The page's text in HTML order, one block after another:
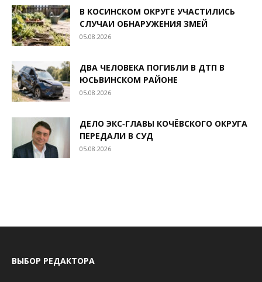
В КОСИНСКОМ ОКРУГЕ УЧАСТИЛИСЬ
СЛУЧАИ ОБНАРУЖЕНИЯ ЗМЕЙ
05.08.2026
ДВА ЧЕЛОВЕКА ПОГИБЛИ В ДТП В
ЮСЬВИНСКОМ РАЙОНЕ
05.08.2026
ДЕЛО ЭКС‑ГЛАВЫ КОЧЁВСКОГО ОКРУГА
ПЕРЕДАЛИ В СУД
05.08.2026
ВЫБОР РЕДАКТОРА